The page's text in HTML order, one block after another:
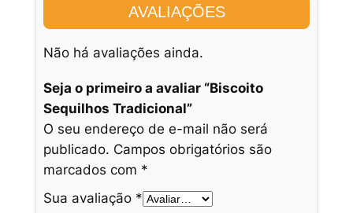
AVALIAÇÕES
Não há avaliações ainda.
Seja o primeiro a avaliar “Biscoito
Sequilhos Tradicional”
O seu endereço de e-mail não será
publicado. Campos obrigatórios são
marcados com *
Sua avaliação *